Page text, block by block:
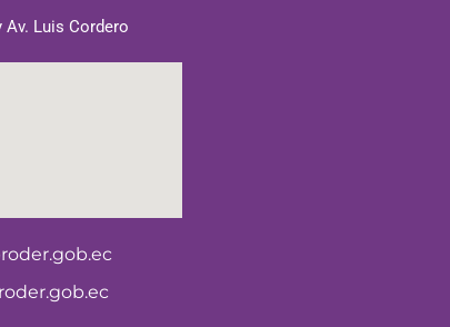
Av. Luis Cordero